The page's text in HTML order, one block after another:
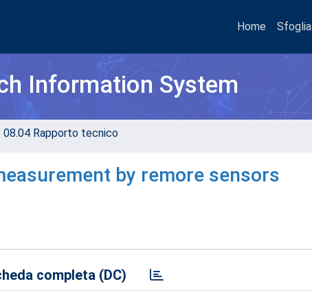
Home Sfoglia
Information System
08.04 Rapporto tecnico
by remore sensors
completa (DC)